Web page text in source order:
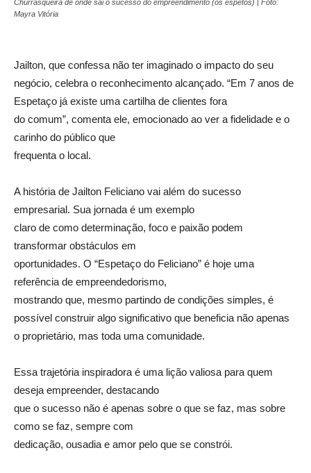
Churrasqueira de onde sai o sucesso do empreendimento (os espetos) | Foto:
Mayra Vitória
Jailton, que confessa não ter imaginado o impacto do seu
negócio, celebra o reconhecimento alcançado. “Em 7 anos de
Espetaço já existe uma cartilha de clientes fora
do comum”, comenta ele, emocionado ao ver a fidelidade e o
carinho do público que
frequenta o local.
A história de Jailton Feliciano vai além do sucesso
empresarial. Sua jornada é um exemplo
claro de como determinação, foco e paixão podem
transformar obstáculos em
oportunidades. O “Espetaço do Feliciano” é hoje uma
referência de empreendedorismo,
mostrando que, mesmo partindo de condições simples, é
possível construir algo significativo que beneficia não apenas
o proprietário, mas toda uma comunidade.
Essa trajetória inspiradora é uma lição valiosa para quem
deseja empreender, destacando
que o sucesso não é apenas sobre o que se faz, mas sobre
como se faz, sempre com
dedicação, ousadia e amor pelo que se constrói.